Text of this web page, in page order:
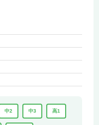
中2 中3 高1